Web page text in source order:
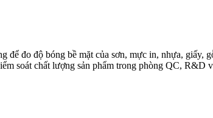
để đo độ bóng bề mặt của sơn, mực in, nhựa,
soát chất lượng sản phẩm trong phòng QC, R&D